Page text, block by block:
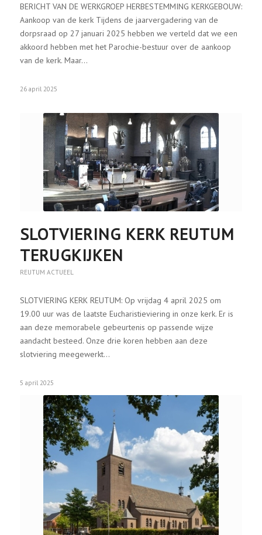
BERICHT VAN DE WERKGROEP HERBESTEMMING KERKGEBOUW:
Aankoop van de kerk Tijdens de jaarvergadering van de
dorpsraad op 27 januari 2025 hebben we verteld dat we een
akkoord hebben met het Parochie-bestuur over de aankoop
van de kerk. Maar…
26 april 2025
SLOTVIERING KERK REUTUM
TERUGKIJKEN
REUTUM ACTUEEL
SLOTVIERING KERK REUTUM: Op vrijdag 4 april 2025 om
19.00 uur was de laatste Eucharistieviering in onze kerk. Er is
aan deze memorabele gebeurtenis op passende wijze
aandacht besteed. Onze drie koren hebben aan deze
slotviering meegewerkt…
5 april 2025